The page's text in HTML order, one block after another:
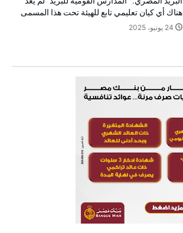
هناك أي كيان تعليمي تابع للهيئة تحت هذا المسمى
24 يونيو، 2025